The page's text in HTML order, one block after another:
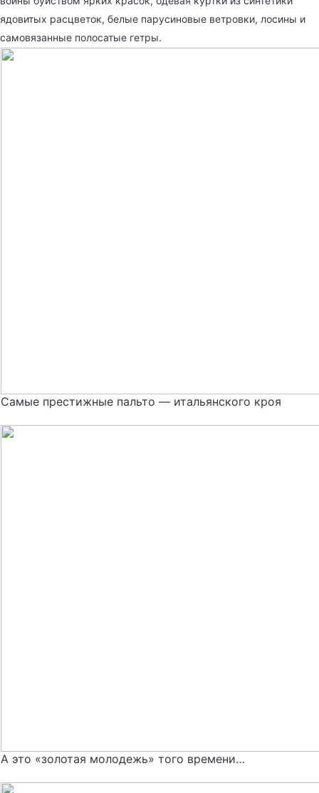
ядовитых расцветок, белые парусиновые ветровки, лосины и
самовязанные полосатые гетры.
Самые престижные пальто — итальянского кроя
А это «золотая молодежь» того времени…